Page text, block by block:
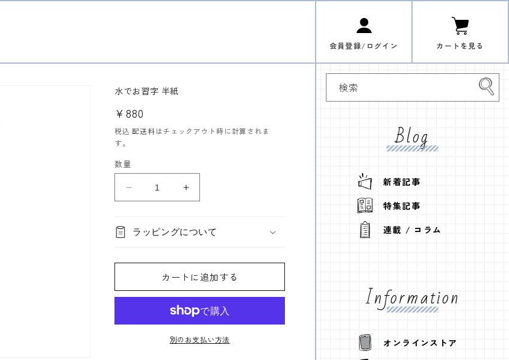
グ
イ
会員登録/ログイン
カ
ー
ト
カートを見る
水でお習字 半紙
通
常
価
格
¥880
税込配送料はチェックアウト時に計算されま
す。
数量
習
半
の
量
水
習
半
紙
の
数
量
を
ラッピングについて
カートに追加する
別のお支払い方法
検索
Blog
新着記事
特集記事
連載 / コラム
Information
オンラインストア